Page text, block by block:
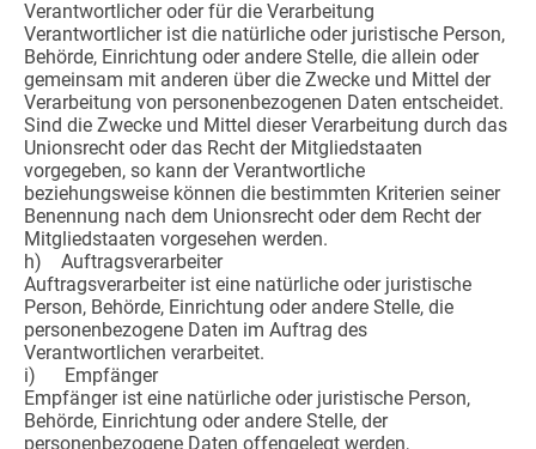
Verantwortlicher oder für die Verarbeitung
Verantwortlicher ist die natürliche oder juristische Person,
Behörde, Einrichtung oder andere Stelle, die allein oder
gemeinsam mit anderen über die Zwecke und Mittel der
Verarbeitung von personenbezogenen Daten entscheidet.
Sind die Zwecke und Mittel dieser Verarbeitung durch das
Unionsrecht oder das Recht der Mitgliedstaaten
vorgegeben, so kann der Verantwortliche
beziehungsweise können die bestimmten Kriterien seiner
Benennung nach dem Unionsrecht oder dem Recht der
Mitgliedstaaten vorgesehen werden.
h) Auftragsverarbeiter
Auftragsverarbeiter ist eine natürliche oder juristische
Person, Behörde, Einrichtung oder andere Stelle, die
personenbezogene Daten im Auftrag des
Verantwortlichen verarbeitet.
i) Empfänger
Empfänger ist eine natürliche oder juristische Person,
Behörde, Einrichtung oder andere Stelle, der
personenbezogene Daten offengelegt werden,